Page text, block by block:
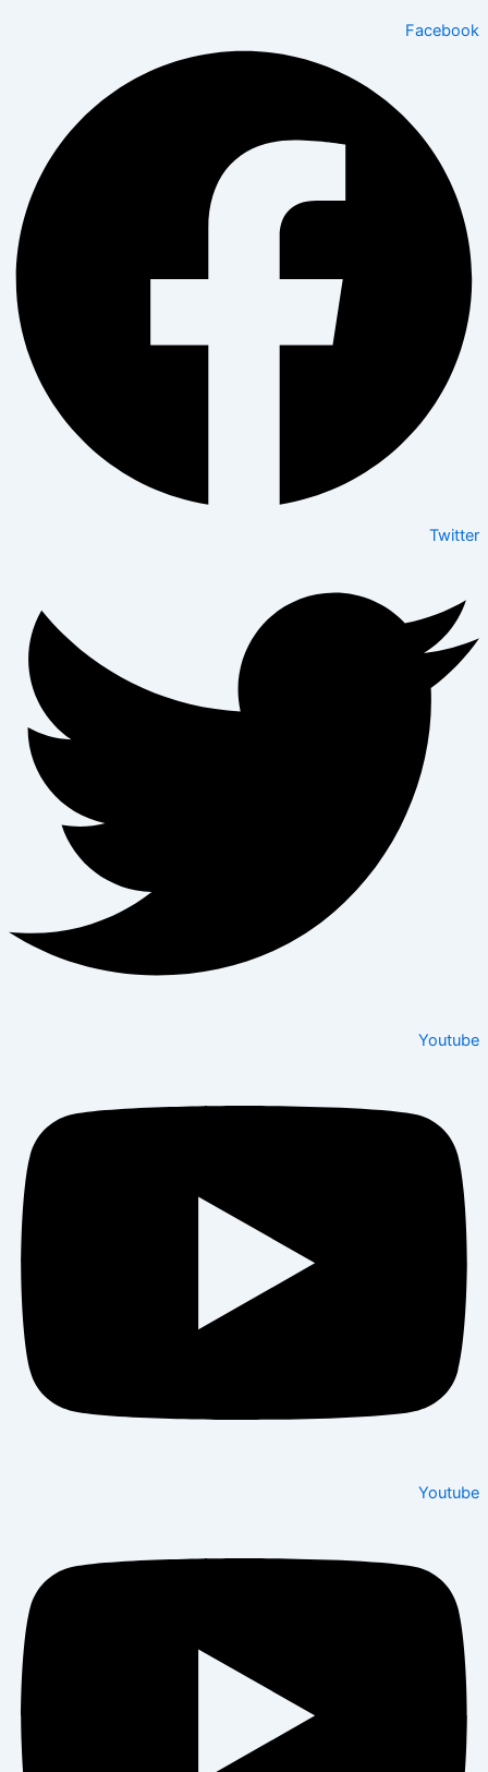
Facebook
Twitter
Youtube
Youtube